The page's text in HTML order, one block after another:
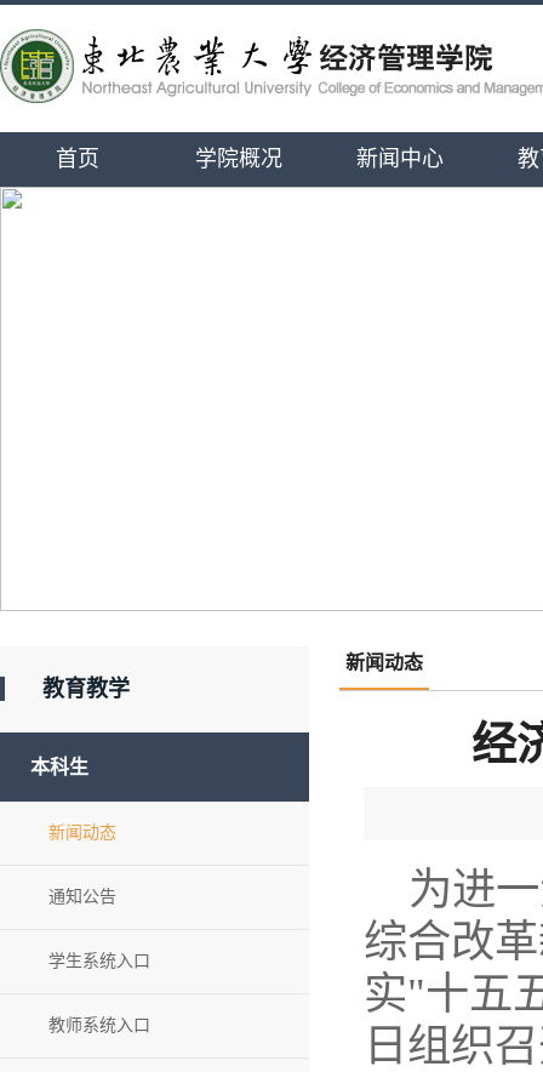
首页 学院概况 新闻中心
教育教学
本科生
新闻动态
通知公告
学生系统入口
教师系统入口
新闻动态
经
为进
综合改
实"十五
日组织